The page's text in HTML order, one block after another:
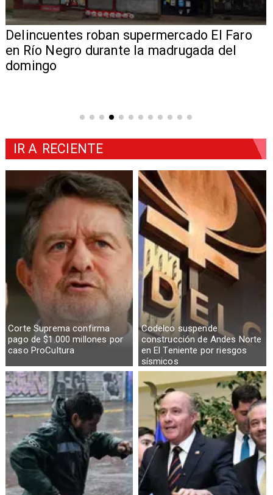
Delincuentes roban supermercado El Faro
en Río Negro durante la madrugada del
domingo
Corte Suprema confirma
pago de $1.000 millones por
caso ProCultura
Codelco suspende
construcción de Andes Norte
en El Teniente por riesgos
sísmicos
IR A RECIENTE